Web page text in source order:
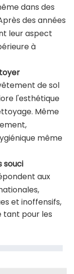
dans des
des années
leur aspect
à
de sol
l'esthétique
Même
même
souci
aux
et inoffensifs,
tant pour les